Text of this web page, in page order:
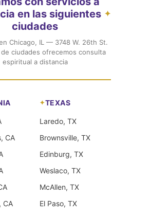
en las siguientes
ciudades
✦
Chicago, IL — 3748 W. 26th St.
ciudades ofrecemos consulta
espiritual a distancia
CA
CA
TEXAS
Laredo, TX
Brownsville, TX
Edinburg, TX
Weslaco, TX
McAllen, TX
El Paso, TX